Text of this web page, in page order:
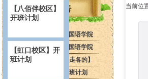
2014年6月韩通韩国语学院
虹口校区开课计划
2014年6月韩通韩国语学院
徐汇校区开课计划
韩语常用词汇【各走各的】
韩通最新寒假班开班计划
当前位
【八佰伴校区】
开班计划
【虹口校区】开
班计划